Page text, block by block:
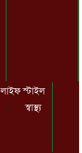
লাইফ স্টাইল
স্বাস্থ্য